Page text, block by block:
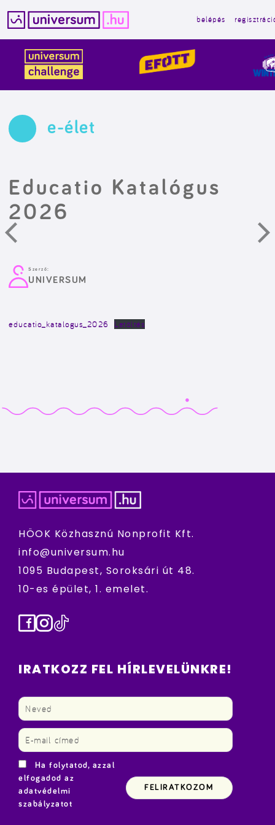
tartalomba
belépés
e-élet
Educatio Katalógus
2026
Szerző:
UNIVERSUM
educatio_katalogus_2026 Letöltés
HÖOK Közhasznú Nonprofit Kft.
info@universum.hu
1095 Budapest, Soroksári út 48.
10-es épület, 1. emelet.
Facebook
Instagram
TikTok
IRATKOZZ FEL HÍRLEVELÜNKRE!
Ha folytatod, azzal
elfogadod az
adatvédelmi
szabályzatot